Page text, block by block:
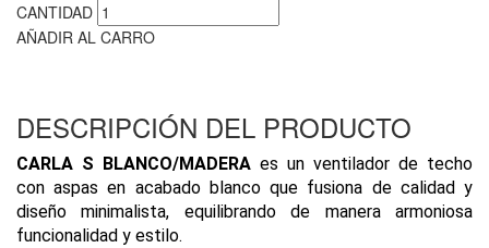
CANTIDAD
AÑADIR AL CARRO
DESCRIPCIÓN DEL PRODUCTO
CARLA S BLANCO/MADERA es un ventilador de techo
con aspas en acabado blanco que fusiona de calidad y
diseño minimalista, equilibrando de manera armoniosa
funcionalidad y estilo.